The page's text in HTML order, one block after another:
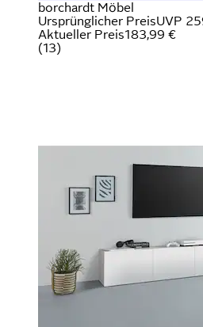
borchardt Möbel
Ursprünglicher PreisUVP
Aktueller Preis183,99 €
(13)